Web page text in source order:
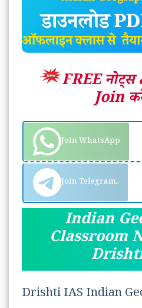
FREE नोट्स
Join
Join WhatsApp
Join Telegram..
Indian
Classroom
Drishti IAS Indian